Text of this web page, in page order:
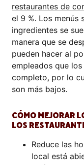
restaurantes de
el 9 %. Los menús
ingredientes se
manera que se
pueden hacer al
empleados que
completo, por lo
son más bajos.
CÓMO MEJORAR
LOS
Reduce las
local está